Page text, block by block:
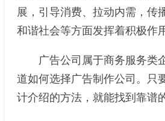
展，引导消费、拉动内需，传
和谐社会等方面发挥着积极作
广告公司属于商务服务类
道如何选择广告制作公司。只
计介绍的方法，就能找到靠谱